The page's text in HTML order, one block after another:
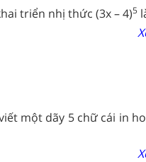
triển nhị thức (3x – 4)5
một dãy 5 chữ cái in